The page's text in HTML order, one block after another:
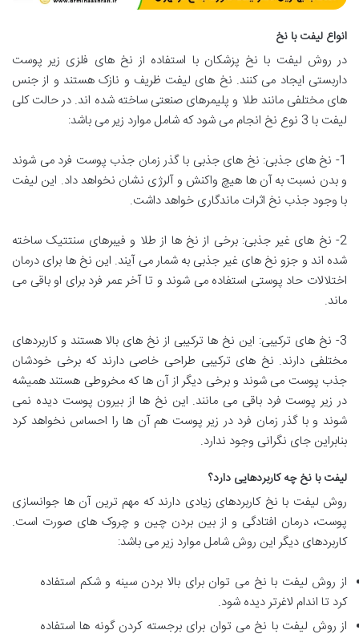
انواع لیفت با نخ
در روش لیفت با نخ پزشکان با استفاده از نخ های فلزی زیر پوست
داربستی ایجاد می کنند. نخ های لیفت ظریف و نازک هستند و از جنس
های مختلفی مانند طلا و پلیمرهای صنعتی ساخته شده اند. در حالت کلی
لیفت با 3 نوع نخ انجام می شود که شامل موارد زیر می باشد:
1- نخ های جذبی: نخ های جذبی با گذر زمان جذب پوست فرد می شوند
و بدن نسبت به آن ها هیچ واکنش و آلرژی نشان نخواهد داد. این لیفت
با وجود جذب نخ اثرات ماندگاری خواهد داشت.
2- نخ های غیر جذبی: برخی از نخ ها از طلا و فیبرهای سنتتیک ساخته
شده اند و جزو نخ های غیر جذبی به شمار می آیند. این نخ ها برای درمان
اختلالات حاد پوستی استفاده می شوند و تا آخر عمر فرد برای او باقی می
ماند.
3- نخ های ترکیبی: این نخ ها ترکیبی از نخ های بالا هستند و کاربردهای
مختلفی دارند. نخ های ترکیبی طراحی خاصی دارند که برخی خودشان
جذب پوست می شوند و برخی دیگر از آن ها که مخروطی هستند همیشه
در زیر پوست فرد باقی می مانند. این نخ ها از بیرون پوست دیده نمی
شوند و با گذر زمان فرد در زیر پوست هم آن ها را احساس نخواهد کرد
بنابراین جای نگرانی وجود ندارد.
لیفت با نخ چه کاربردهایی دارد؟
روش لیفت با نخ کاربردهای زیادی دارند که مهم ترین آن ها جوانسازی
پوست، درمان افتادگی و از بین بردن چین و چروک های صورت است.
کاربردهای دیگر این روش شامل موارد زیر می باشد:
از روش لیفت با نخ می توان برای بالا بردن سینه و شکم استفاده
کرد تا اندام لاغرتر دیده شود.
از روش لیفت با نخ می توان برای برجسته کردن گونه ها استفاده